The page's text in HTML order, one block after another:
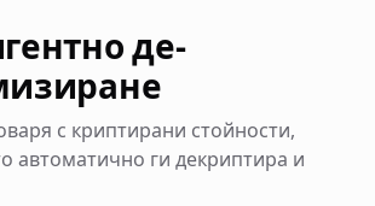
де-
с криптирани стойности,
автоматично ги декриптира и